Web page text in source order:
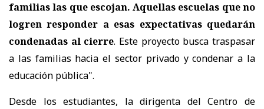
familias las que escojan. Aquellas escuelas que no
logren responder a esas expectativas quedarán
condenadas al cierre. Este proyecto busca traspasar
a las familias hacia el sector privado y condenar a la
educación pública".
Desde los estudiantes, la dirigenta del Centro de